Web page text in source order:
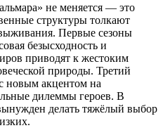
не меняется — это
структуры толкают
Первые сезоны
безысходность и
приводят к жестоким
природы. Третий
новым акцентом на
дилеммы героев. В
делать тяжёлый выбор